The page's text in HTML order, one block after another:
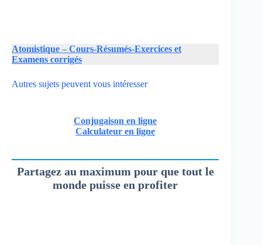
Atomistique – Cours-Résumés-Exercices et
Examens corrigés
Autres sujets peuvent vous intéresser
Conjugaison en ligne
Calculateur en ligne
Partagez au maximum pour que tout le
monde puisse en profiter